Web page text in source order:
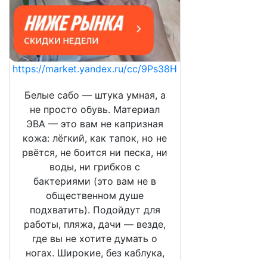
https://market.yandex.ru/cc/9Ps38H
Белые сабо — штука умная, а
не просто обувь. Материал
ЭВА — это вам не капризная
кожа: лёгкий, как тапок, но не
рвётся, не боится ни песка, ни
воды, ни грибков с
бактериями (это вам не в
общественном душе
подхватить). Подойдут для
работы, пляжа, дачи — везде,
где вы не хотите думать о
ногах. Широкие, без каблука,